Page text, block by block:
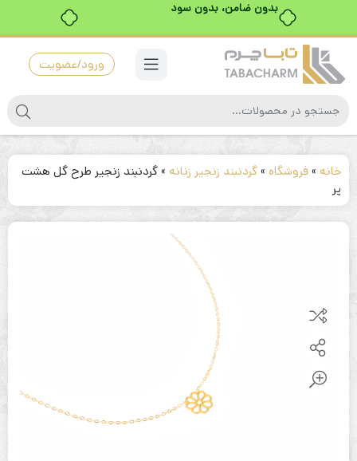
بدون ضامن، بدون سود
ورود/عضویت
خانه »فروشگاه »گردنبند زنجیر زنانه »گردنبند زنجیر طرح گل هشت
پر